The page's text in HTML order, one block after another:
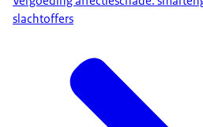
slachtoffers